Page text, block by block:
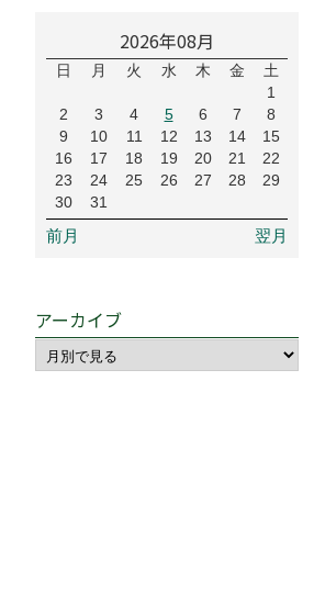
2026年08月
日 月 火 水 木 金
土
1
2
3 4 5 6 7
8
9
10 11 12 13 14
15
16
17 18 19 20 21
22
23
24 25 26 27 28
29
30
31
前月 翌月
アーカイブ